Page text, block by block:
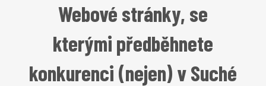
Webové stránky, se
kterými předběhnete
konkurenci (nejen) v Suché